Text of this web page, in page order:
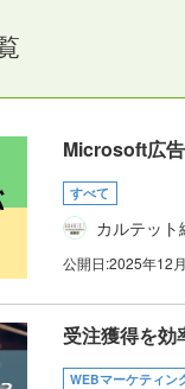
Microsoft広
すべて
カルテット
公開日:2025年12
受注獲得を効
WEBマーケティン